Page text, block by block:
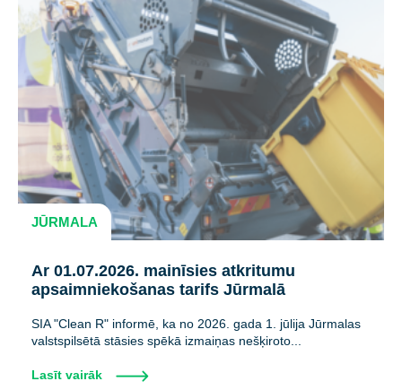
JŪRMALA
Ar 01.07.2026. mainīsies atkritumu
apsaimniekošanas tarifs Jūrmalā
SIA "Clean R" informē, ka no 2026. gada 1. jūlija Jūrmalas
valstspilsētā stāsies spēkā izmaiņas nešķiroto...
Lasīt vairāk